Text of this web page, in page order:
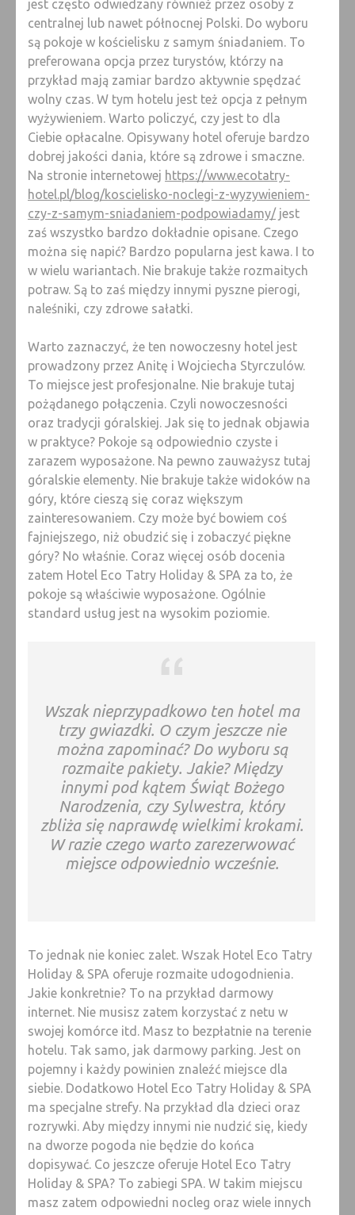
jest często odwiedzany również przez osoby z
centralnej lub nawet północnej Polski. Do wyboru
są pokoje w kościelisku z samym śniadaniem. To
preferowana opcja przez turystów, którzy na
przykład mają zamiar bardzo aktywnie spędzać
wolny czas. W tym hotelu jest też opcja z pełnym
wyżywieniem. Warto policzyć, czy jest to dla
Ciebie opłacalne. Opisywany hotel oferuje bardzo
dobrej jakości dania, które są zdrowe i smaczne.
Na stronie internetowej https://www.ecotatry-
hotel.pl/blog/koscielisko-noclegi-z-wyzywieniem-
czy-z-samym-sniadaniem-podpowiadamy/ jest
zaś wszystko bardzo dokładnie opisane. Czego
można się napić? Bardzo popularna jest kawa. I to
w wielu wariantach. Nie brakuje także rozmaitych
potraw. Są to zaś między innymi pyszne pierogi,
naleśniki, czy zdrowe sałatki.
Warto zaznaczyć, że ten nowoczesny hotel jest
prowadzony przez Anitę i Wojciecha Styrczulów.
To miejsce jest profesjonalne. Nie brakuje tutaj
pożądanego połączenia. Czyli nowoczesności
oraz tradycji góralskiej. Jak się to jednak objawia
w praktyce? Pokoje są odpowiednio czyste i
zarazem wyposażone. Na pewno zauważysz tutaj
góralskie elementy. Nie brakuje także widoków na
góry, które cieszą się coraz większym
zainteresowaniem. Czy może być bowiem coś
fajniejszego, niż obudzić się i zobaczyć piękne
góry? No właśnie. Coraz więcej osób docenia
zatem Hotel Eco Tatry Holiday & SPA za to, że
pokoje są właściwie wyposażone. Ogólnie
standard usług jest na wysokim poziomie.
Wszak nieprzypadkowo ten hotel ma
trzy gwiazdki. O czym jeszcze nie
można zapominać? Do wyboru są
rozmaite pakiety. Jakie? Między
innymi pod kątem Świąt Bożego
Narodzenia, czy Sylwestra, który
zbliża się naprawdę wielkimi krokami.
W razie czego warto zarezerwować
miejsce odpowiednio wcześnie.
To jednak nie koniec zalet. Wszak Hotel Eco Tatry
Holiday & SPA oferuje rozmaite udogodnienia.
Jakie konkretnie? To na przykład darmowy
internet. Nie musisz zatem korzystać z netu w
swojej komórce itd. Masz to bezpłatnie na terenie
hotelu. Tak samo, jak darmowy parking. Jest on
pojemny i każdy powinien znaleźć miejsce dla
siebie. Dodatkowo Hotel Eco Tatry Holiday & SPA
ma specjalne strefy. Na przykład dla dzieci oraz
rozrywki. Aby między innymi nie nudzić się, kiedy
na dworze pogoda nie będzie do końca
dopisywać. Co jeszcze oferuje Hotel Eco Tatry
Holiday & SPA? To zabiegi SPA. W takim miejscu
masz zatem odpowiedni nocleg oraz wiele innych